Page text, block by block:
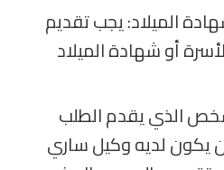
الميلاد: يجب تقديم
أو شهادة الميلاد
الذي يقدم الطلب
يكون لديه وكيل ساري